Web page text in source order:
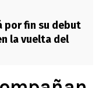
por fin su debut
la vuelta del